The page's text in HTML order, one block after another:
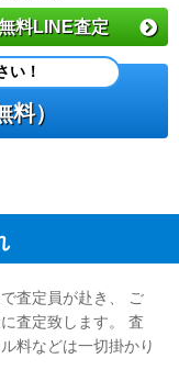
料LINE査定
い！
）
査定員が赴き、 ご
査定致します。 査
料などは一切掛かり